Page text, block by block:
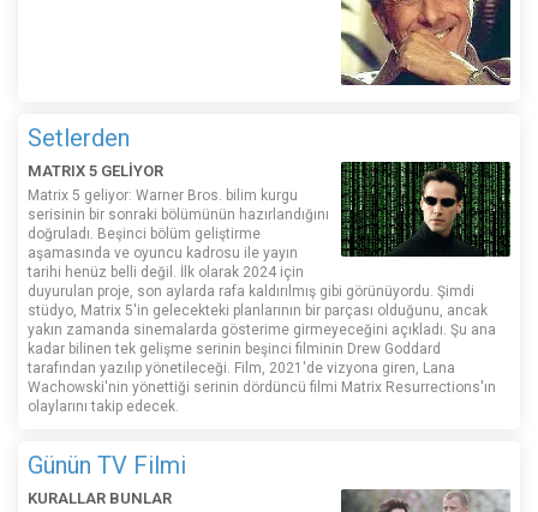
Setlerden
MATRIX 5 GELİYOR
Matrix 5 geliyor: Warner Bros. bilim kurgu
serisinin bir sonraki bölümünün hazırlandığını
doğruladı. Beşinci bölüm geliştirme
aşamasında ve oyuncu kadrosu ile yayın
tarihi henüz belli değil. İlk olarak 2024 için
duyurulan proje, son aylarda rafa kaldırılmış gibi görünüyordu. Şimdi
stüdyo, Matrix 5'in gelecekteki planlarının bir parçası olduğunu, ancak
yakın zamanda sinemalarda gösterime girmeyeceğini açıkladı. Şu ana
kadar bilinen tek gelişme serinin beşinci filminin Drew Goddard
tarafından yazılıp yönetileceği. Film, 2021'de vizyona giren, Lana
Wachowski'nin yönettiği serinin dördüncü filmi Matrix Resurrections'ın
olaylarını takip edecek.
Günün TV Filmi
KURALLAR BUNLAR